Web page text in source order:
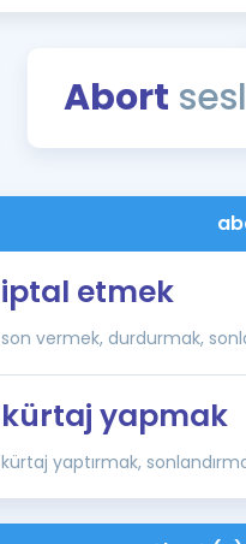
Abort
iptal etmek
son vermek, durdurmak,
kürtaj yapmak
kürtaj yaptırmak,